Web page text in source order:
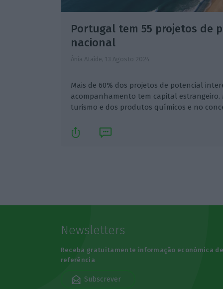
Portugal tem 55 projetos de
nacional
Ânia Ataíde, 13 Agosto 2024
Mais de 60% dos projetos de potencial
acompanhamento tem capital estrangeiro.
turismo e dos produtos químicos e no
Newsletters
Receba gratuitamente informação económica de
referência
Subscrever